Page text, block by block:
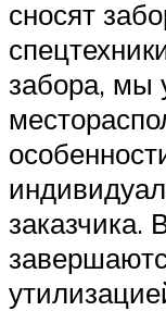
сносят
забора, мы
заказчика.